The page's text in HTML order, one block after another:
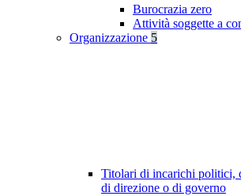
Burocrazia zero
Attività soggette a
Organizzazione 5
Titolari di incarichi politici,
di direzione o di governo